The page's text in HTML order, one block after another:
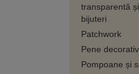
transparentă
bijuteri
Patchwork
Pene
Pompoane și